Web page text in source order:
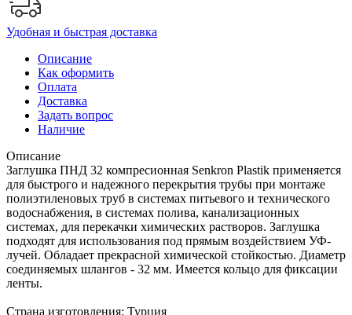
Удобная и быстрая доставка
Описание
Как оформить
Оплата
Доставка
Задать вопрос
Наличие
Описание
Заглушка ПНД 32 компресионная Senkron Plastik применяется
для быстрого и надежного перекрытия трубы при монтаже
полиэтиленовых труб в системах питьевого и технического
водоснабжения, в системах полива, канализационных
системах, для перекачки химических растворов. Заглушка
подходят для использования под прямым воздействием УФ-
лучей. Обладает прекрасной химической стойкостью. Диаметр
соединяемых шлангов - 32 мм. Имеется кольцо для фиксации
ленты.
Страна изготовления: Турция